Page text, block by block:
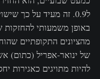
ל0.9. זה מעיד על כך
באופן משמעותי להחזקות
מהציונים התקופתיים
של ינואר-אפריל (כתום)
להיות מתויגים כאגירות